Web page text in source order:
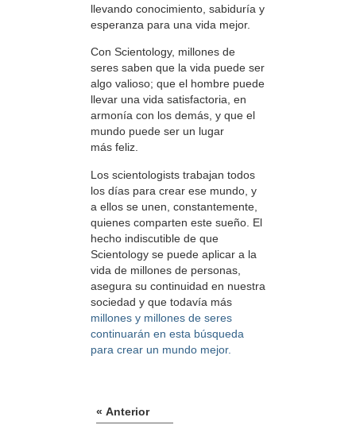
llevando conocimiento, sabiduría y
esperanza para una vida mejor.
Con Scientology, millones de
seres saben que la vida puede ser
algo valioso; que el hombre puede
llevar una vida satisfactoria, en
armonía con los demás, y que el
mundo puede ser un lugar
más feliz.
Los scientologists trabajan todos
los días para crear ese mundo, y
a ellos se unen, constantemente,
quienes comparten este sueño. El
hecho indiscutible de que
Scientology se puede aplicar a la
vida de millones de personas,
asegura su continuidad en nuestra
sociedad y que todavía más
millones y millones de seres
continuarán en esta búsqueda
para crear un mundo mejor.
« Anterior